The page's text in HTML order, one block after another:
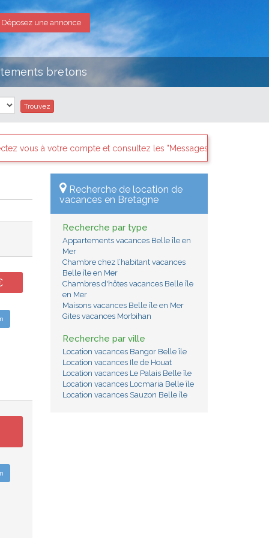
une annonce
bretons
les "Messages des internautes pressés" il y a sans doute des
Recherche de location de
vacances en Bretagne
Recherche par type
Appartements vacances Belle île en
Mer
Chambre chez l’habitant vacances
Belle île en Mer
Chambres d'hôtes vacances Belle île
en Mer
Maisons vacances Belle île en Mer
Gites vacances Morbihan
Recherche par ville
Location vacances Bangor Belle île
Location vacances Ile de Houat
Location vacances Le Palais Belle île
Location vacances Locmaria Belle île
Location vacances Sauzon Belle île